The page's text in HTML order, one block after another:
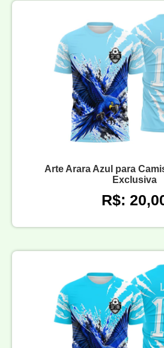
Arte Arara Azul para
Exclusiva
R$: